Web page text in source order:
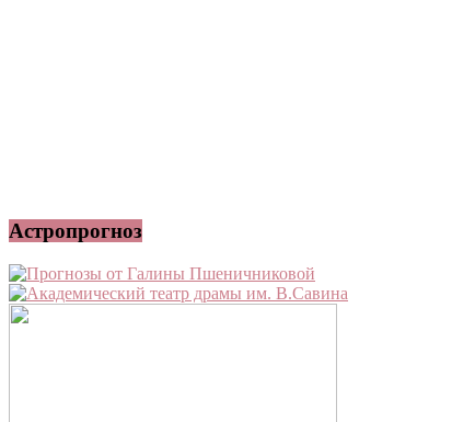
Астропрогноз